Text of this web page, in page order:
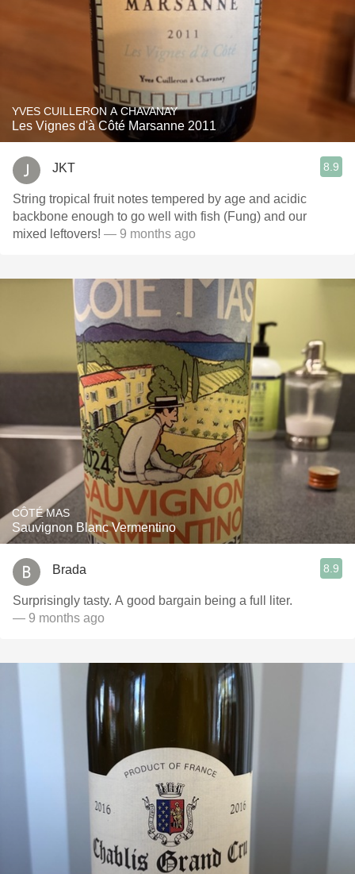
YVES CUILLERON A CHAVANAY
Les Vignes d'à Côté Marsanne 2011
JKT 8.9
String tropical fruit notes tempered by age and acidic
backbone enough to go well with fish (Fung) and our
mixed leftovers! — 9 months ago
CÔTÉ MAS
Sauvignon Blanc Vermentino
Brada 8.9
Surprisingly tasty. A good bargain being a full liter.
— 9 months ago